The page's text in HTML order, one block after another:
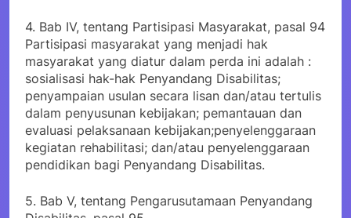
4. Bab IV, tentang Partisipasi Masyarakat, pasal 94
Partisipasi masyarakat yang menjadi hak
masyarakat yang diatur dalam perda ini adalah :
sosialisasi hak-hak Penyandang Disabilitas;
penyampaian usulan secara lisan dan/atau tertulis
dalam penyusunan kebijakan; pemantauan dan
evaluasi pelaksanaan kebijakan;penyelenggaraan
kegiatan rehabilitasi; dan/atau penyelenggaraan
pendidikan bagi Penyandang Disabilitas.
5. Bab V, tentang Pengarusutamaan Penyandang